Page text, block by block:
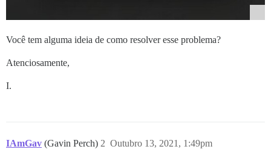
Você tem alguma ideia de como resolver esse problema?
Atenciosamente,
I.
IAmGav (Gavin Perch) Outubro 13, 2021, 1:49pm
2